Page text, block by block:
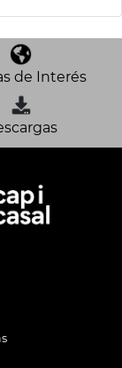
de Interés